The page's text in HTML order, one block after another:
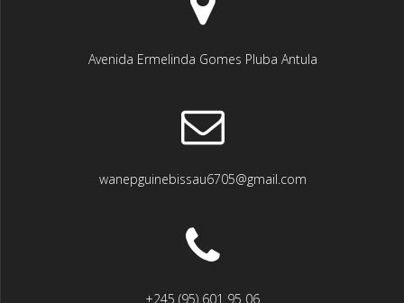
Avenida Ermelinda Gomes Pluba Antula
wanepguinebissau6705@gmail.com
+245 (95) 601 95 06